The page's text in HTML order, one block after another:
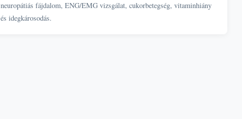
neuropátiás fájdalom, ENG/EMG vizsgálat, cukorbetegség, vitaminhiány
és idegkárosodás.